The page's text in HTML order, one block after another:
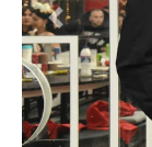
Previous